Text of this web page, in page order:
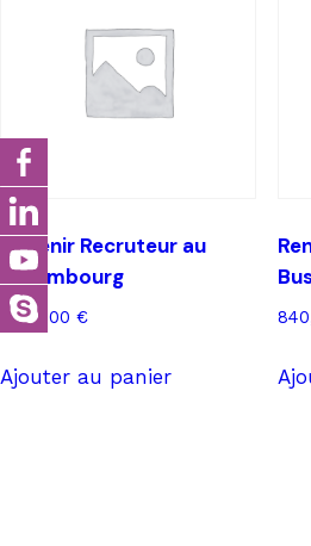
Devenir Recruteur au
Luxembourg
2.370,00 €
Ajouter au panier